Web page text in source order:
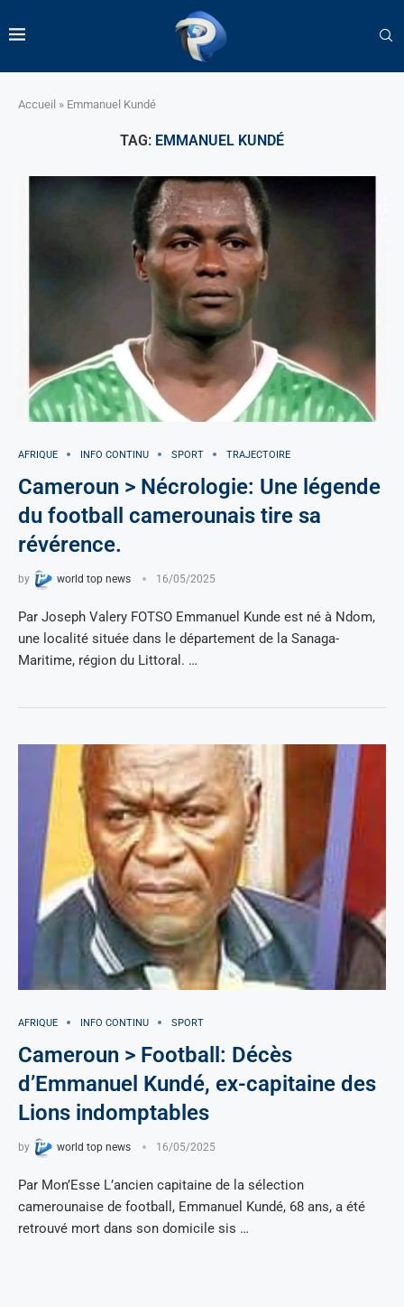
Accueil » Emmanuel Kundé
TAG: EMMANUEL KUNDÉ
AFRIQUE INFO CONTINU SPORT TRAJECTOIRE
Cameroun > Nécrologie: Une légende
du football camerounais tire sa
révérence.
by world top news 16/05/2025
Par Joseph Valery FOTSO Emmanuel Kunde est né à Ndom,
une localité située dans le département de la Sanaga-
Maritime, région du Littoral. …
AFRIQUE INFO CONTINU SPORT
Cameroun > Football: Décès
d’Emmanuel Kundé, ex-capitaine des
Lions indomptables
by world top news 16/05/2025
Par Mon’Esse L’ancien capitaine de la sélection
camerounaise de football, Emmanuel Kundé, 68 ans, a été
retrouvé mort dans son domicile sis …